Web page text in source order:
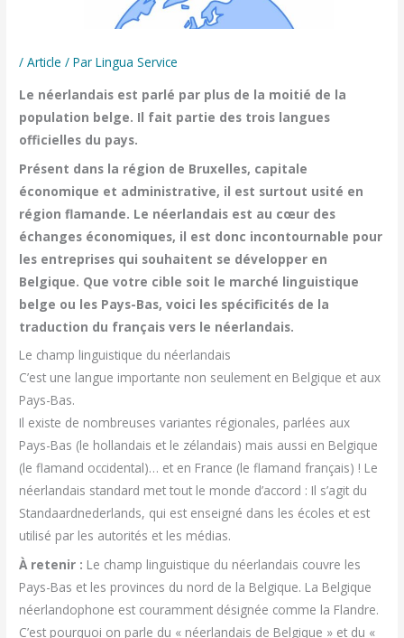
/Article / ParLingua Service
Le néerlandais est parlé par plus de la moitié de la
population belge. Il fait partie des trois langues
officielles du pays.
Présent dans la région de Bruxelles, capitale
économique et administrative, il est surtout usité en
région flamande. Le néerlandais est au cœur des
échanges économiques, il est donc incontournable pour
les entreprises qui souhaitent se développer en
Belgique. Que votre cible soit le marché linguistique
belge ou les Pays-Bas, voici les spécificités de la
traduction du français vers le néerlandais.
Le champ linguistique du néerlandais
C’est une langue importante non seulement en Belgique et aux
Pays-Bas.
Il existe de nombreuses variantes régionales, parlées aux
Pays-Bas (le hollandais et le zélandais) mais aussi en Belgique
(le flamand occidental)… et en France (le flamand français) ! Le
néerlandais standard met tout le monde d’accord : Il s’agit du
Standaardnederlands, qui est enseigné dans les écoles et est
utilisé par les autorités et les médias.
À retenir : Le champ linguistique du néerlandais couvre les
Pays-Bas et les provinces du nord de la Belgique. La Belgique
néerlandophone est couramment désignée comme la Flandre.
C’est pourquoi on parle du « néerlandais de Belgique » et du «